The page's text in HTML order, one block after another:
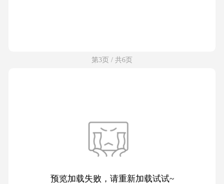
第3页 / 共6页
预览加载失败，请重新加载试试~